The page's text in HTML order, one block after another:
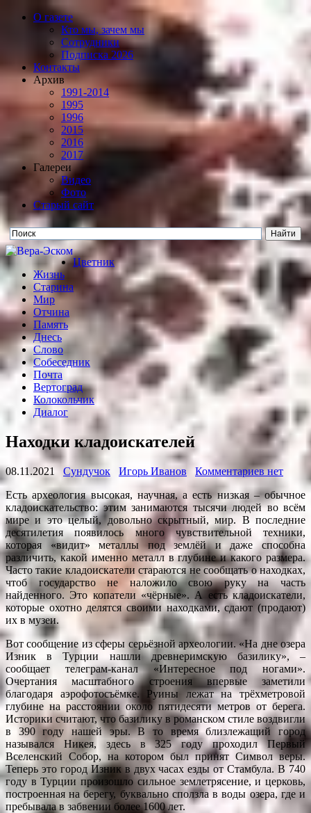
О газете
Кто мы, зачем мы
Сотрудники
Подписка 2026
Контакты
Архив
1991-2014
1995
1996
2015
2016
2017
Галереи
Видео
Фото
Старый сайт
Цветник
Жизнь
Старина
Мир
Отчина
Память
Днесь
Слово
Собеседник
Почта
Вертоград
Колокольчик
Диалог
Находки кладоискателей
08.11.2021 Сундучок Игорь Иванов
Комментариев нет
Есть археология высокая, научная, а есть низкая – обычное
кладоискательство: этим занимаются тысячи людей во всём
мире и это целый, довольно скрытный, мир. В последние
десятилетия появилось много чувствительной техники,
которая «видит» металлы под землёй и даже способна
различить, какой именно металл в глубине и какого размера.
Часто такие кладоискатели стараются не сообщать о находках,
чтоб государство не наложило свою руку на часть
найденного. Это копатели «чёрные». А есть кладоискатели,
которые охотно делятся своими находками, сдают (продают)
их в музеи.
Вот сообщение из сферы серьёзной археологии. «На дне озера
Изник в Турции нашли древнеримскую базилику», –
сообщает телеграм-канал «Интересное под ногами».
Очертания масштабного строения впервые заметили
благодаря аэрофотосъёмке. Руины лежат на трёхметровой
глубине на расстоянии около пятидесяти метров от берега.
Историки считают, что базилику в романском стиле воздвигли
в 390 году нашей эры. В то время близлежащий город
назывался Никея, здесь в 325 году проходил Первый
Вселенский Собор, на котором был принят Символ веры.
Теперь это город Изник в двух часах езды от Стамбула. В 740
году в Турции произошло сильное землетрясение, и церковь,
построенная на берегу, буквально сползла в воды озера, где и
пребывала в забвении более 1600 лет.